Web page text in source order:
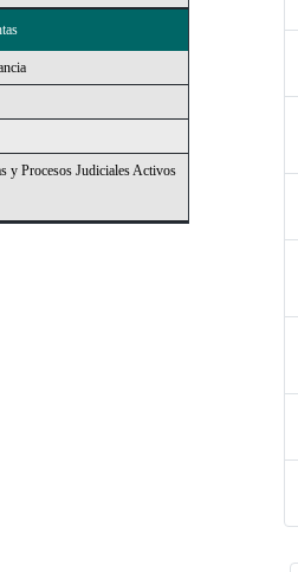
y Procesos Judiciales Activos